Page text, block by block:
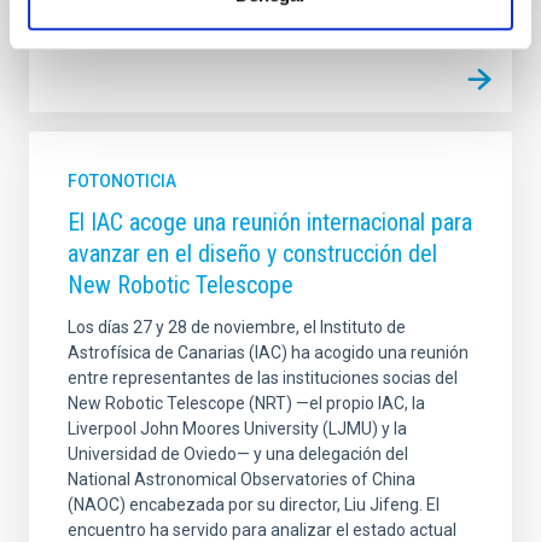
FOTONOTICIA
El IAC acoge una reunión internacional para
avanzar en el diseño y construcción del
New Robotic Telescope
Los días 27 y 28 de noviembre, el Instituto de
Astrofísica de Canarias (IAC) ha acogido una reunión
entre representantes de las instituciones socias del
New Robotic Telescope (NRT) —el propio IAC, la
Liverpool John Moores University (LJMU) y la
Universidad de Oviedo— y una delegación del
National Astronomical Observatories of China
(NAOC) encabezada por su director, Liu Jifeng. El
encuentro ha servido para analizar el estado actual